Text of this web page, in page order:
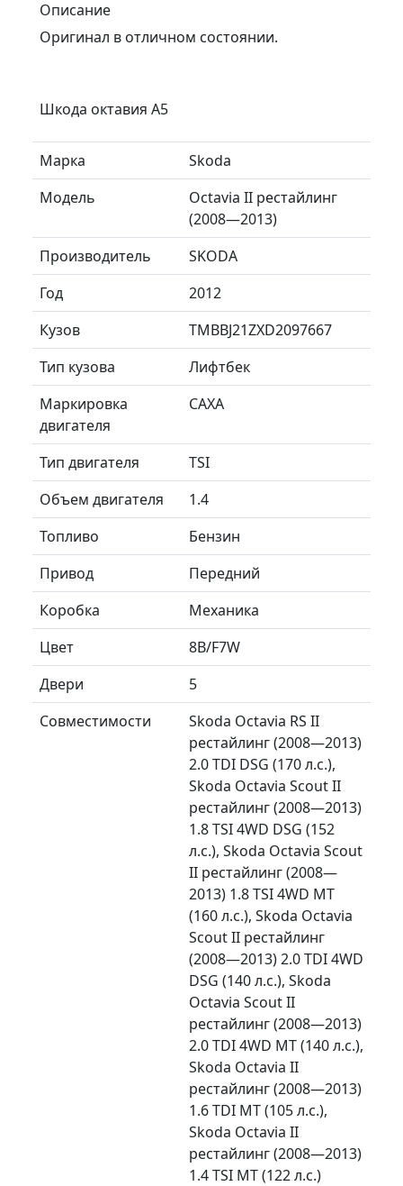
Описание
Оригинал в отличном состоянии.
Шкода октавия А5
Марка
Skoda
Модель
Octavia II рестайлинг
(2008—2013)
Производитель
SKODA
Год
2012
Кузов
TMBBJ21ZXD2097667
Тип кузова
Лифтбек
Маркировка
двигателя
CAXA
Тип двигателя
TSI
Объем двигателя
1.4
Топливо
Бензин
Привод
Передний
Коробка
Механика
Цвет
8B/F7W
Двери
5
Совместимости
Skoda Octavia RS II
рестайлинг (2008—2013)
2.0 TDI DSG (170 л.с.),
Skoda Octavia Scout II
рестайлинг (2008—2013)
1.8 TSI 4WD DSG (152
л.с.), Skoda Octavia Scout
II рестайлинг (2008—
2013) 1.8 TSI 4WD MT
(160 л.с.), Skoda Octavia
Scout II рестайлинг
(2008—2013) 2.0 TDI 4WD
DSG (140 л.с.), Skoda
Octavia Scout II
рестайлинг (2008—2013)
2.0 TDI 4WD MT (140 л.с.),
Skoda Octavia II
рестайлинг (2008—2013)
1.6 TDI MT (105 л.с.),
Skoda Octavia II
рестайлинг (2008—2013)
1.4 TSI MT (122 л.с.)